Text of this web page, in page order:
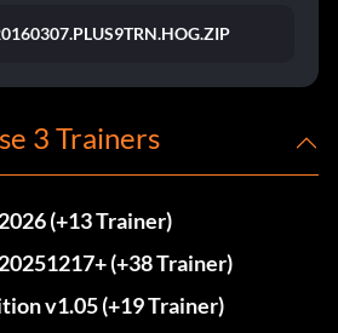
3 Trainers
(+13 Trainer)
(+38 Trainer)
v1.05 (+19 Trainer)